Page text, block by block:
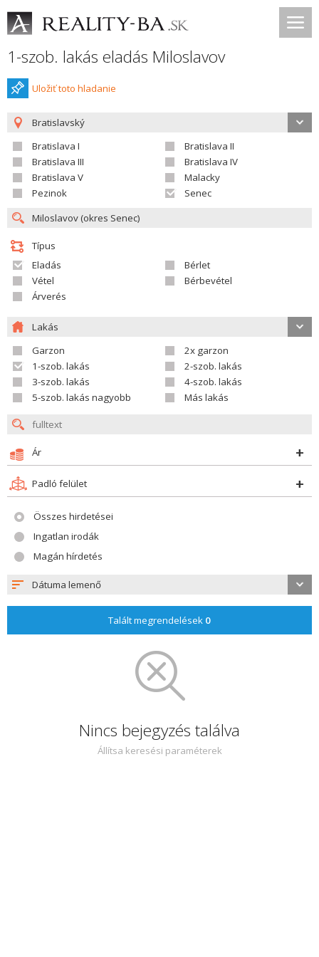
1-szob. lakás eladás Miloslavov
Uložiť toto hladanie
Bratislavský
Bratislava I
Bratislava II
Bratislava III
Bratislava IV
Bratislava V
Malacky
Pezinok
Senec
Típus
Eladás
Bérlet
Vétel
Bérbevétel
Árverés
Lakás
Garzon
2x garzon
1-szob. lakás
2-szob. lakás
3-szob. lakás
4-szob. lakás
5-szob. lakás nagyobb
Más lakás
Ár
Padló felület
Összes hirdetései
Ingatlan irodák
Magán hírdetés
Dátuma lemenő
Talált megrendelések 0
Nincs bejegyzés találva
Állítsa keresési paraméterek